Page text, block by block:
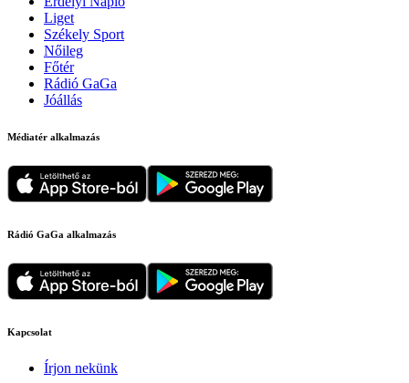
Liget
Székely Sport
Nőileg
Főtér
Rádió GaGa
Jóállás
Médiatér alkalmazás
Rádió GaGa alkalmazás
Kapcsolat
Írjon nekünk